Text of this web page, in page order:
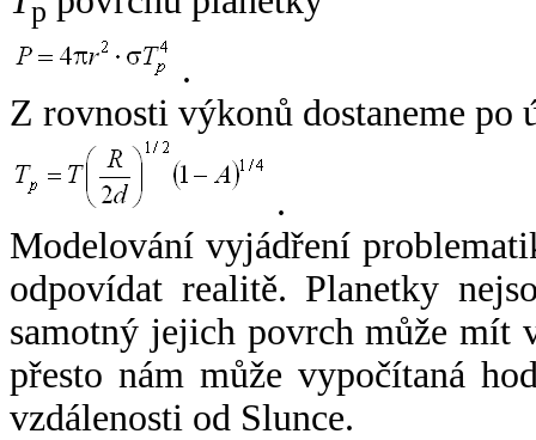
p
.
Z rovnosti výkonů dostaneme po
.
Modelování vyjádření
odpovídat realitě. Planetky
samotný jejich povrch může mít
přesto nám může vypočítaná
vzdálenosti od Slunce.